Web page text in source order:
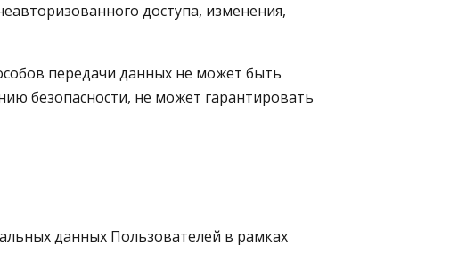
доступа, изменения,
передачи данных не может быть
безопасности, не может гарантировать
данных Пользователей в рамках